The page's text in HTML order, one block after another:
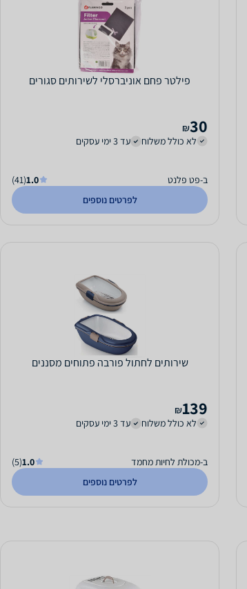
פילטר פחם אוניברסלי לשירותים סגורים
30
₪
לא כולל משלוח
עד 3 ימי עסקים
ב-פט פלנט 1.0
(41)
לפרטים נוספים
שירותים לחתול פורבה פתוחים מסננים
139
₪
לא כולל משלוח
עד 3 ימי עסקים
ב-מכולת לחיות מחמד 1.0
(5)
לפרטים נוספים